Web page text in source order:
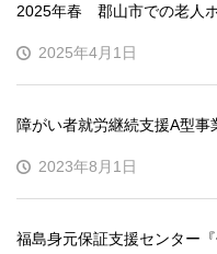
2025年春 郡山市での老人
2025年4月1日
障がい者就労継続支援A型事
2023年8月1日
福島身元保証支援センター